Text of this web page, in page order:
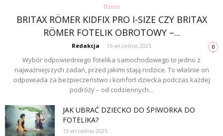
Dzieci
BRITAX RÖMER KIDFIX PRO I-SIZE CZY BRITAX
RÖMER FOTELIK OBROTOWY –...
Redakcja - 16 września 2025 0
Wybór odpowiedniego fotelika samochodowego to jedno z
najważniejszych zadań, przed jakimi stają rodzice. To właśnie on
odpowiada za bezpieczeństwo i komfort dziecka podczas każdej
podróży – od codziennych...
JAK UBRAĆ DZIECKO DO ŚPIWORKA DO
FOTELIKA?
13 września 2025